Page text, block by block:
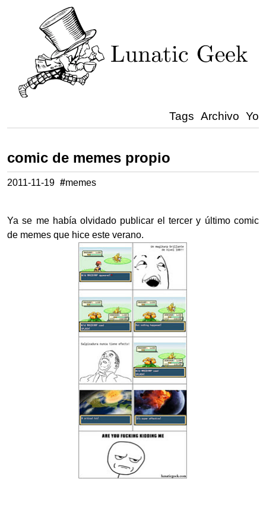
Tags Archivo Yo
comic de memes propio
2011-11-19 #memes
Ya se me había olvidado publicar el tercer y último comic
de memes que hice este verano.